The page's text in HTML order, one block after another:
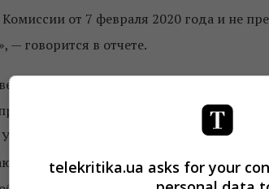
от 7 февраля 2020 года и не
— говорится в отчете.
управление
в рамках которого изучают
и Российской Федерации между
возможную причастность
telekritika.ua asks for your